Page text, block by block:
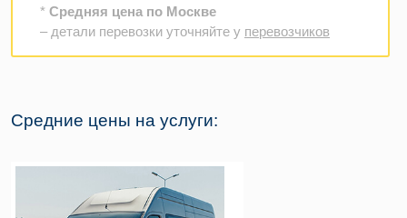
* Средняя цена по Москве
– детали перевозки уточняйте у перевозчиков
Средние цены на услуги: